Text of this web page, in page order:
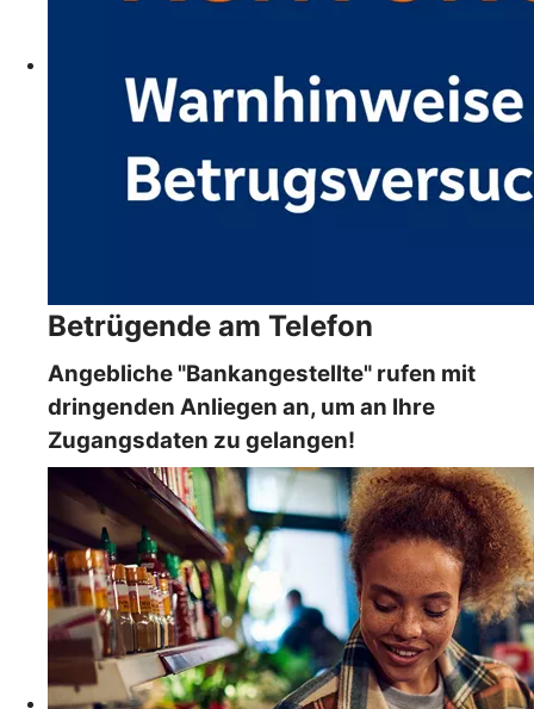
Betrügende am Telefon
Angebliche "Bankangestellte" rufen mit
dringenden Anliegen an, um an Ihre
Zugangsdaten zu gelangen!